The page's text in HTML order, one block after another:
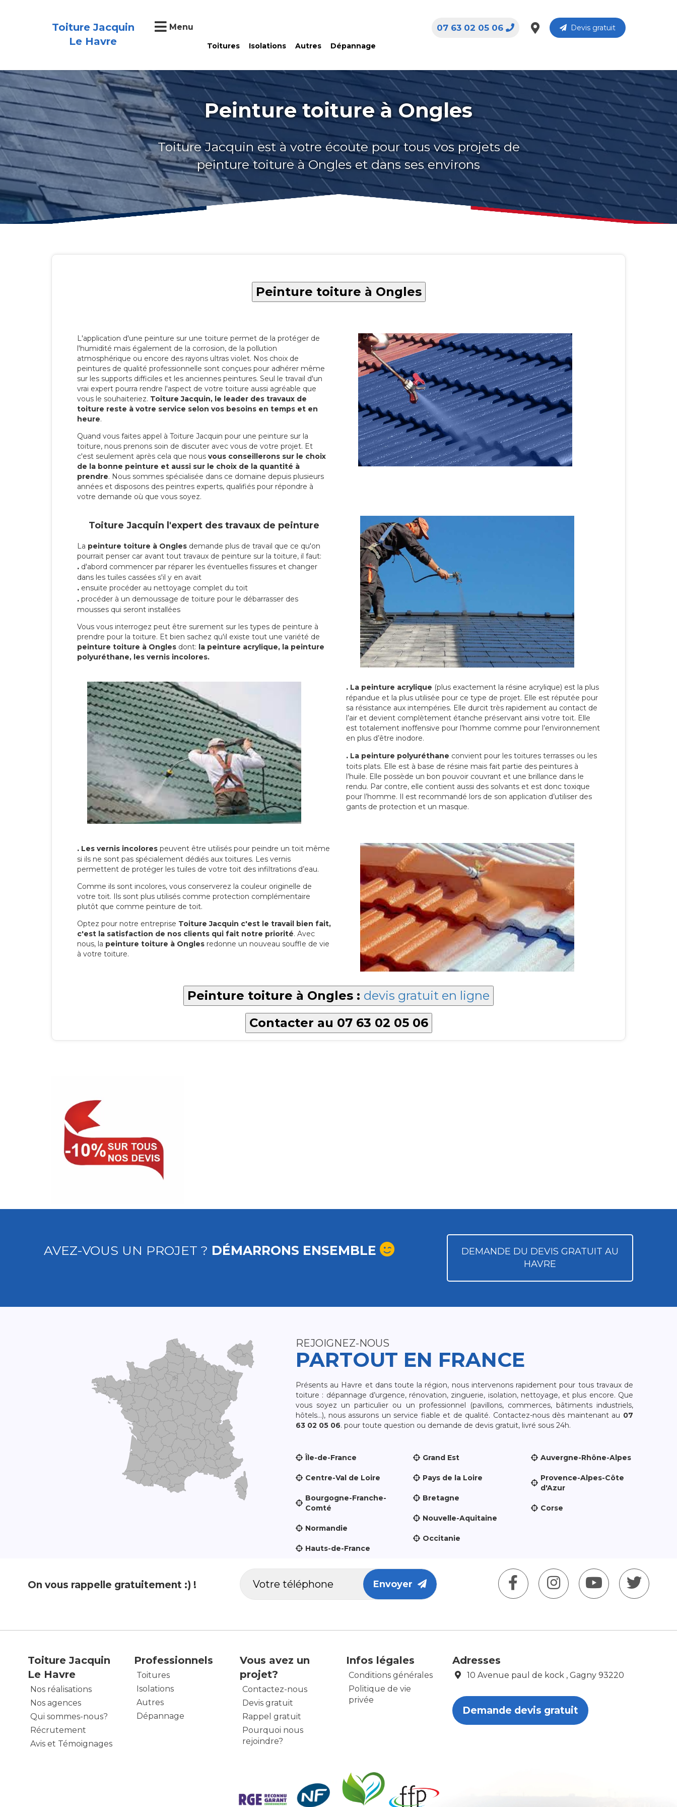
Toiture Jacquin
Le Havre
Menu
Toitures Isolations Autres Dépannage
Devis gratuit
07 63 02 05 06
Peinture toiture à Ongles
Toiture Jacquin est à votre écoute pour tous vos projets de
peinture toiture à Ongles et dans ses environs
Peinture toiture à Ongles
L'application d'une peinture sur une toiture permet de la protéger de
l'humidité mais également de la corrosion, de la pollution
atmosphérique ou encore des rayons ultras violet. Nos choix de
peintures de qualité professionnelle sont conçues pour adhérer même
sur les supports difficiles et les anciennes peintures. Seul le travail d'un
vrai expert pourra rendre l'aspect de votre toiture aussi agréable que
vous le souhaiteriez. Toiture Jacquin, le leader des travaux de
toiture reste à votre service selon vos besoins en temps et en
heure.
Quand vous faites appel à Toiture Jacquin pour une peinture sur la
toiture, nous prenons soin de discuter avec vous de votre projet. Et
c'est seulement après cela que nous vous conseillerons sur le choix
de la bonne peinture et aussi sur le choix de la quantité à
prendre. Nous sommes spécialisée dans ce domaine depuis plusieurs
années et disposons des peintres experts, qualifiés pour répondre à
votre demande où que vous soyez.
Toiture Jacquin l'expert des travaux de peinture
La peinture toiture à Ongles demande plus de travail que ce qu'on
pourrait penser car avant tout travaux de peinture sur la toiture, il faut:
. d'abord commencer par réparer les éventuelles fissures et changer
dans les tuiles cassées s'il y en avait
. ensuite procéder au nettoyage complet du toit
. procéder à un demoussage de toiture pour le débarrasser des
mousses qui seront installées
Vous vous interrogez peut être surement sur les types de peinture à
prendre pour la toiture. Et bien sachez qu'il existe tout une variété de
peinture toiture à Ongles dont: la peinture acrylique, la peinture
polyuréthane, les vernis incolores.
. La peinture acrylique (plus exactement la résine acrylique) est la plus
répandue et la plus utilisée pour ce type de projet. Elle est réputée pour
sa résistance aux intempéries. Elle durcit très rapidement au contact de
l’air et devient complètement étanche préservant ainsi votre toit. Elle
est totalement inoffensive pour l’homme comme pour l’environnement
en plus d’être inodore.
. La peinture polyuréthane convient pour les toitures terrasses ou les
toits plats. Elle est à base de résine mais fait partie des peintures à
l’huile. Elle possède un bon pouvoir couvrant et une brillance dans le
rendu. Par contre, elle contient aussi des solvants et est donc toxique
pour l’homme. Il est recommandé lors de son application d’utiliser des
gants de protection et un masque.
. Les vernis incolores peuvent être utilisés pour peindre un toit même
si ils ne sont pas spécialement dédiés aux toitures. Les vernis
permettent de protéger les tuiles de votre toit des infiltrations d’eau.
Comme ils sont incolores, vous conserverez la couleur originelle de
votre toit. Ils sont plus utilisés comme protection complémentaire
plutôt que comme peinture de toit.
Optez pour notre entreprise Toiture Jacquin c'est le travail bien fait,
c'est la satisfaction de nos clients qui fait notre priorité. Avec
nous, la peinture toiture à Ongles redonne un nouveau souffle de vie
à votre toiture.
Peinture toiture à Ongles : devis gratuit en ligne
Contacter au 07 63 02 05 06
AVEZ-VOUS UN PROJET ? DÉMARRONS ENSEMBLE
DEMANDE DU DEVIS GRATUIT AU
HAVRE
REJOIGNEZ-NOUS
PARTOUT EN FRANCE
Présents au Havre et dans toute la région, nous intervenons rapidement pour tous travaux de
toiture : dépannage d’urgence, rénovation, zinguerie, isolation, nettoyage, et plus encore. Que
vous soyez un particulier ou un professionnel (pavillons, commerces, bâtiments industriels,
hôtels…), nous assurons un service fiable et de qualité. Contactez-nous dès maintenant au 07
63 02 05 06. pour toute question ou demande de devis gratuit, livré sous 24h.
Île-de-France
Centre-Val de Loire
Bourgogne-Franche-
Comté
Normandie
Hauts-de-France
Grand Est
Pays de la Loire
Bretagne
Nouvelle-Aquitaine
Occitanie
Auvergne-Rhône-Alpes
Provence-Alpes-Côte
d'Azur
Corse
On vous rappelle gratuitement :) ! Envoyer
Toiture Jacquin
Le Havre
Nos réalisations
Nos agences
Qui sommes-nous?
Récrutement
Avis et Témoignages
Professionnels
Toitures
Isolations
Autres
Dépannage
Vous avez un
projet?
Contactez-nous
Devis gratuit
Rappel gratuit
Pourquoi nous
rejoindre?
Infos légales
Conditions générales
Politique de vie
privée
Adresses
10 Avenue paul de kock , Gagny 93220
Demande devis gratuit